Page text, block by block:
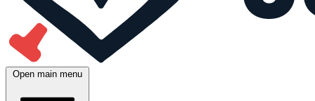
Open main menu